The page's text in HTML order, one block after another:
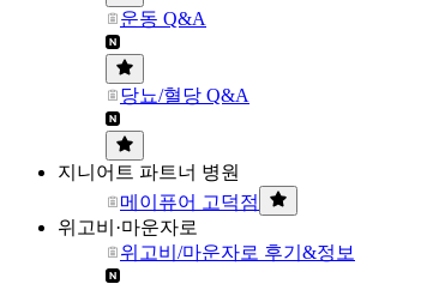
운동 Q&A
당뇨/혈당 Q&A
지니어트 파트너 병원
메이퓨어 고덕점
위고비·마운자로
위고비/마운자로 후기&정보